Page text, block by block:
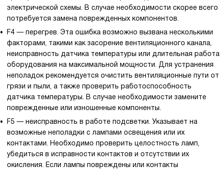
электрической схемы. В случае необходимости скорее всего
потребуется замена поврежденных компонентов.
F4 — перегрев. Эта ошибка возможно вызвана несколькими
факторами, такими как засорение вентиляционного канала,
неисправность датчика температуры или длительная работа
оборудования на максимальной мощности. Для устранения
неполадок рекомендуется очистить вентиляционные пути от
грязи и пыли, а также проверить работоспособность
датчика температуры. В случае необходимости замените
поврежденные или изношенные компоненты.
F5 — неисправность в работе подсветки. Указывает на
возможные неполадки с лампами освещения или их
контактами. Необходимо проверить целостность ламп,
убедиться в исправности контактов и отсутствии их
окисления. Если лампы повреждены или контакты